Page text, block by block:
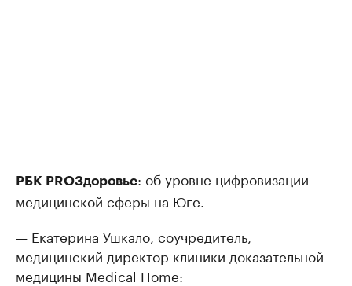
РБК PROЗдоровье: об уровне цифровизации
медицинской сферы на Юге.
— Екатерина Ушкало, соучредитель,
медицинский директор клиники доказательной
медицины Medical Home: